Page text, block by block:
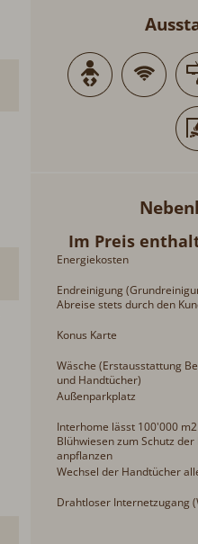
Im Preis
Energiekosten
Endreinigung
Abreise stets durch den
Konus Karte
Wäsche (Erstausstattung
und Handtücher)
Außenparkplatz
Interhome lässt 100'000 m2
Blühwiesen zum Schutz der
anpflanzen
Wechsel der Handtücher
Drahtloser Internetzugang